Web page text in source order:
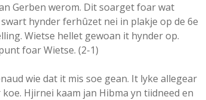
Gerben werom. Dit soarget foar wat
hynder ferhûzet nei in plakje op de 6e
Wietse hellet gewoan it hynder op.
foar Wietse. (2-1)
wie dat it mis soe gean. It lyke allegear
Hjirnei kaam jan Hibma yn tiidneed en